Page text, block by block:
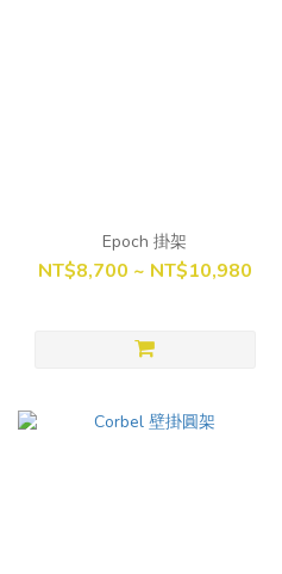
Epoch 掛架
NT$8,700 ~ NT$10,980